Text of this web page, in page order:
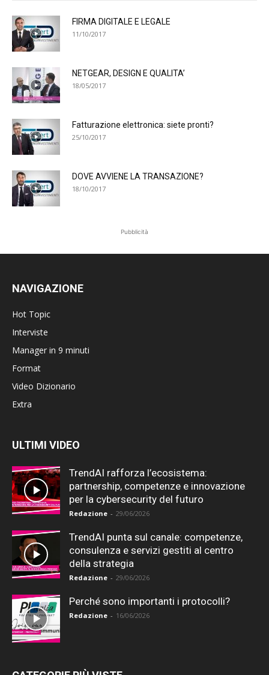
FIRMA DIGITALE E LEGALE
11/10/2017
NETGEAR, DESIGN E QUALITA’
18/05/2017
Fatturazione elettronica: siete pronti?
25/10/2017
DOVE AVVIENE LA TRANSAZIONE?
18/10/2017
Pubblicità
NAVIGAZIONE
Hot Topic
Interviste
Manager in 9 minuti
Format
Video Dizionario
Extra
ULTIMI VIDEO
TrendAI rafforza l’ecosistema:
partnership, competenze e innovazione
per la cybersecurity del futuro
Redazione - 29/06/2026
TrendAI punta sul canale: competenze,
consulenza e servizi gestiti al centro
della strategia
Redazione - 29/06/2026
Perché sono importanti i protocolli?
Redazione - 16/06/2026